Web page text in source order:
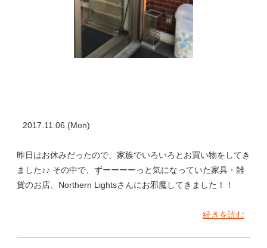
2017.11.06 (Mon)
昨日はお休みだったので、家族でいろいろとお買い物をしてき
ました♪♪ その中で、ずーーーーっと気になっていた家具・雑
貨のお店、Northern Lightsさんにお邪魔してきました！！
続きを読む